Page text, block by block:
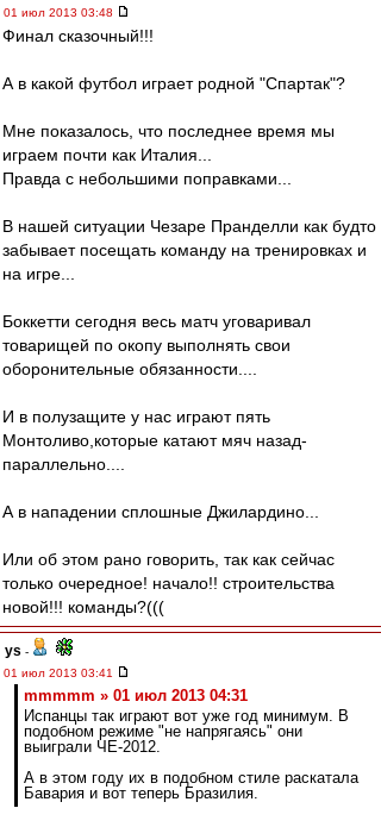
01 июл 2013 03:48
Финал сказочный!!!
А в какой футбол играет родной "Спартак"?
Мне показалось, что последнее время мы
играем почти как Италия...
Правда с небольшими поправками...
В нашей ситуации Чезаре Пранделли как будто
забывает посещать команду на тренировках и
на игре...
Боккетти сегодня весь матч уговаривал
товарищей по окопу выполнять свои
оборонительные обязанности....
И в полузащите у нас играют пять
Монтоливо,которые катают мяч назад-
параллельно....
А в нападении сплошные Джилардино...
Или об этом рано говорить, так как сейчас
только очередное! начало!! строительства
новой!!! команды?(((
ys -
01 июл 2013 03:41
mmmmm » 01 июл 2013 04:31
Испанцы так играют вот уже год минимум. В
подобном режиме "не напрягаясь" они
выиграли ЧЕ-2012.
А в этом году их в подобном стиле раскатала
Бавария и вот теперь Бразилия.